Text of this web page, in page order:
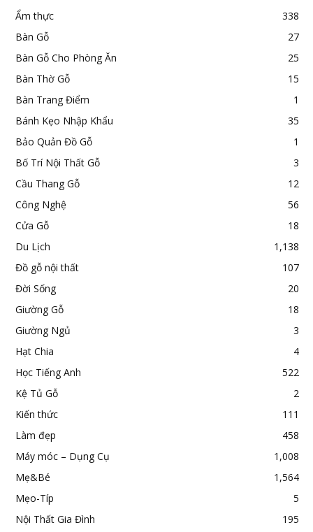
Ẩm thực
338
Bàn Gỗ
27
Bàn Gỗ Cho Phòng Ăn
25
Bàn Thờ Gỗ
15
Bàn Trang Điểm
1
Bánh Kẹo Nhập Khẩu
35
Bảo Quản Đồ Gỗ
1
Bố Trí Nội Thất Gỗ
3
Cầu Thang Gỗ
12
Công Nghệ
56
Cửa Gỗ
18
Du Lịch
1,138
Đồ gỗ nội thất
107
Đời Sống
20
Giường Gỗ
18
Giường Ngủ
3
Hạt Chia
4
Học Tiếng Anh
522
Kệ Tủ Gỗ
2
Kiến thức
111
Làm đẹp
458
Máy móc – Dụng Cụ
1,008
Mẹ&Bé
1,564
Mẹo-Típ
5
Nội Thất Gia Đình
195